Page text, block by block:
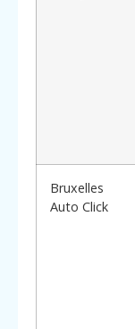
Bruxelles
Auto Click